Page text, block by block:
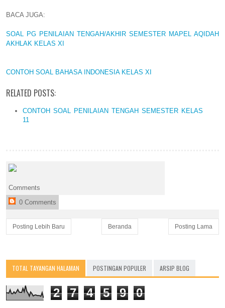
BACA JUGA:
SOAL PG PENILAIAN TENGAH/AKHIR SEMESTER MAPEL AQIDAH
AKHLAK KELAS XI
CONTOH SOAL BAHASA INDONESIA KELAS XI
RELATED POSTS:
CONTOH SOAL PENILAIAN TENGAH SEMESTER KELAS
11
Comments
0 Comments
Posting Lebih Baru Posting Lama
Beranda
TOTAL TAYANGAN HALAMAN POSTINGAN POPULER ARSIP BLOG
2 7 4 5 9 0